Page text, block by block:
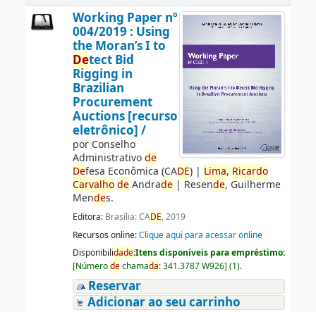
Working Paper nº
004/2019 : Using
the Moran’s I to
Detect Bid
Rigging in
Brazilian
Procurement
Auctions [recurso
eletrônico] /
por Conselho
Administrativode
Defesa Econômica (CADE)| Lima, Ricardo
Carvalho deAndrade| Resende, Guilherme
Mendes.
Editora: Brasília: CADE, 2019
Recursos online:Clique aqui para acessar online
Disponibilidade:Itens disponíveis para empréstimo:
[Númerodechamada:341.3787 W926] (1).
Reservar
Adicionar ao seu carrinho